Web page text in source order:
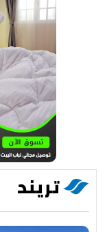
تريند